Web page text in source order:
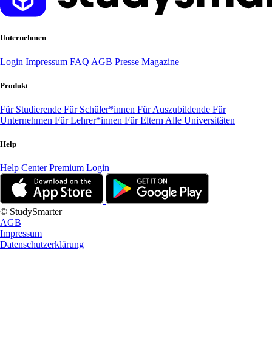
Unternehmen
Login Impressum FAQ AGB Presse Magazine
Produkt
Für Studierende Für Schüler*innen Für Auszubildende Für
Unternehmen Für Lehrer*innen Für Eltern Alle Universitäten
Help
Help CenterPremium Login
© StudySmarter
AGB
Impressum
Datenschutzerklärung